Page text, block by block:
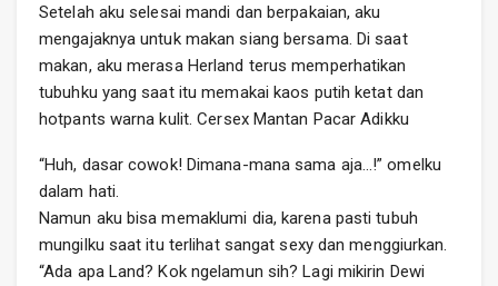
Setelah aku selesai mandi dan berpakaian, aku
mengajaknya untuk makan siang bersama. Di saat
makan, aku merasa Herland terus memperhatikan
tubuhku yang saat itu memakai kaos putih ketat dan
hotpants warna kulit. Cersex Mantan Pacar Adikku
“Huh, dasar cowok! Dimana-mana sama aja…!” omelku
dalam hati.
Namun aku bisa memaklumi dia, karena pasti tubuh
mungilku saat itu terlihat sangat sexy dan menggiurkan.
“Ada apa Land? Kok ngelamun sih? Lagi mikirin Dewi